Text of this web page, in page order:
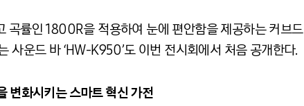
곡률인 1800R을 적용하여 눈에 편안함을 제공하는 커브
사운드 바 ‘HW-K950’도 이번 전시회에서 처음 공개한다.
변화시키는 스마트 혁신 가전